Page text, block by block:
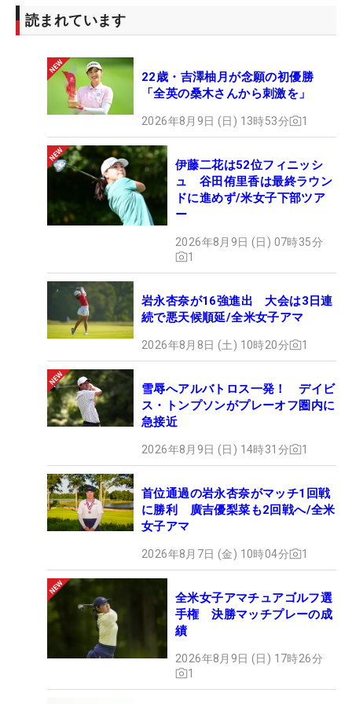
読まれています
22歳・吉澤柚月が念願の初優勝
「全英の桑木さんから刺激を」
2026年8月9日 (日) 13時53分 1
伊藤二花は52位フィニッシ
ュ 谷田侑里香は最終ラウン
ドに進めず/米女子下部ツア
ー
2026年8月9日 (日) 07時35分
1
岩永杏奈が16強進出 大会は3日連
続で悪天候順延/全米女子アマ
2026年8月8日 (土) 10時20分 1
雪辱へアルバトロス一発！ デイビ
ス・トンプソンがプレーオフ圏内に
急接近
2026年8月9日 (日) 14時31分 1
首位通過の岩永杏奈がマッチ1回戦
に勝利 廣吉優梨菜も2回戦へ/全米
女子アマ
2026年8月7日 (金) 10時04分 1
全米女子アマチュアゴルフ選
手権 決勝マッチプレーの成
績
2026年8月9日 (日) 17時26分
1